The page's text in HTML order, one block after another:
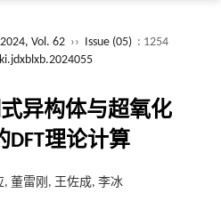
2024, Vol. 62 ›› Issue (05) : 1254
异构体与超氧化
DFT理论计算
董雷刚, 王佐成, 李冰